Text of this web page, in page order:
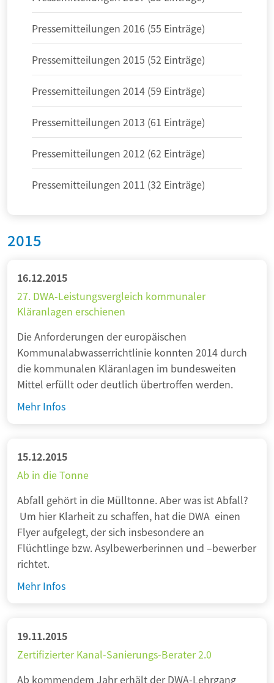
Pressemitteilungen 2016 (55 Einträge)
Pressemitteilungen 2015 (52 Einträge)
Pressemitteilungen 2014 (59 Einträge)
Pressemitteilungen 2013 (61 Einträge)
Pressemitteilungen 2012 (62 Einträge)
Pressemitteilungen 2011 (32 Einträge)
2015
16.12.2015
27. DWA-Leistungsvergleich kommunaler
Kläranlagen erschienen
Die Anforderungen der europäischen
Kommunalabwasserrichtlinie konnten 2014 durch
die kommunalen Kläranlagen im bundesweiten
Mittel erfüllt oder deutlich übertroffen werden.
Mehr Infos2
D
-
L
e
i
t
s
v
e
15.12.2015
Ab in die Tonne
Abfall gehört in die Mülltonne. Aber was ist Abfall?
Um hier Klarheit zu schaffen, hat die DWA einen
Flyer aufgelegt, der sich insbesondere an
Flüchtlinge bzw. Asylbewerberinnen und –bewerber
richtet.
Mehr InfosA
n
19.11.2015
Zertifizierter Kanal-Sanierungs-Berater 2.0
Ab kommendem Jahr erhält der DWA-Lehrgang